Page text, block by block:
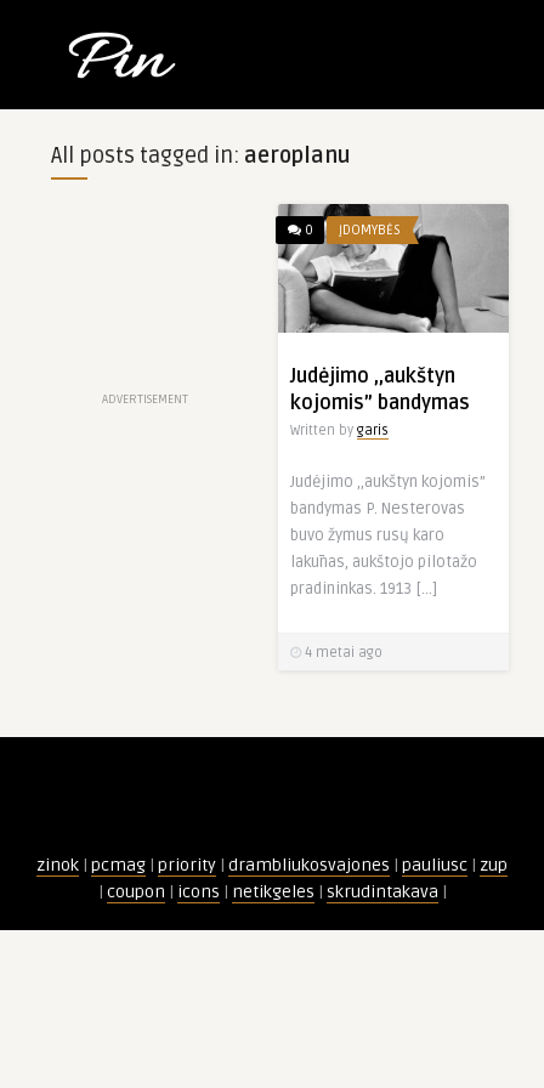
All posts tagged in: aeroplanu
ADVERTISEMENT
0 ĮDOMYBĖS
Judėjimo ,,aukštyn
kojomis” bandymas
Written by garis
Judėjimo ,,aukštyn kojomis”
bandymas P. Nesterovas
buvo žymus rusų karo
lakūnas, aukštojo pilotažo
pradininkas. 1913 […]
4 metai ago
zinok | pcmag | priority | drambliukosvajones | pauliusc | zup
| coupon | icons | netikgeles | skrudintakava |